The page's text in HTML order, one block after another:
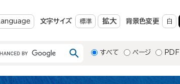
文字サイズ 標準 拡大 背景色変更 白
すべて ページ PDF